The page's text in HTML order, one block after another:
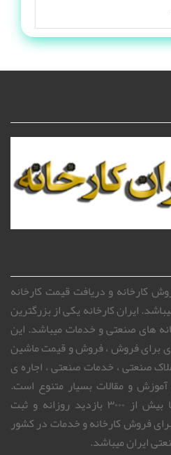
کارخانه و دریافت قیمت کارخانه
ایران کارخانه یکی از بزرگترین
های صنعتی و خدمات میباشد. این
برای فروش ، فروش و قیمت ماشین
صنعتی ، خدمات صنعتی ، اجاره ی
و مقالات بسیار متنوع است.
وبسایت جامع ایران کارخانه با بیش از ۳۰۰۰ بازدید روزانه و ثبت
فروش کارخانه و خدمات در کشور
ایران میباشد.